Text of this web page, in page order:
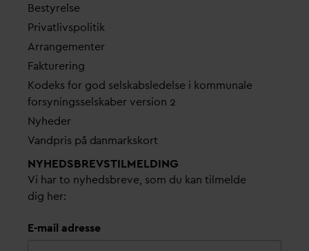
Bestyrelse
Privatlivspolitik
Arrangementer
Fakturering
Kodeks for god selskabsledelse i kommunale
forsyningsselskaber version 2
Nyheder
Vandpris på danmarkskort
NYHEDSBREVS­TILMELDING
Vi har to nyhedsbreve, som du kan tilmelde
dig her:
E-mail adresse